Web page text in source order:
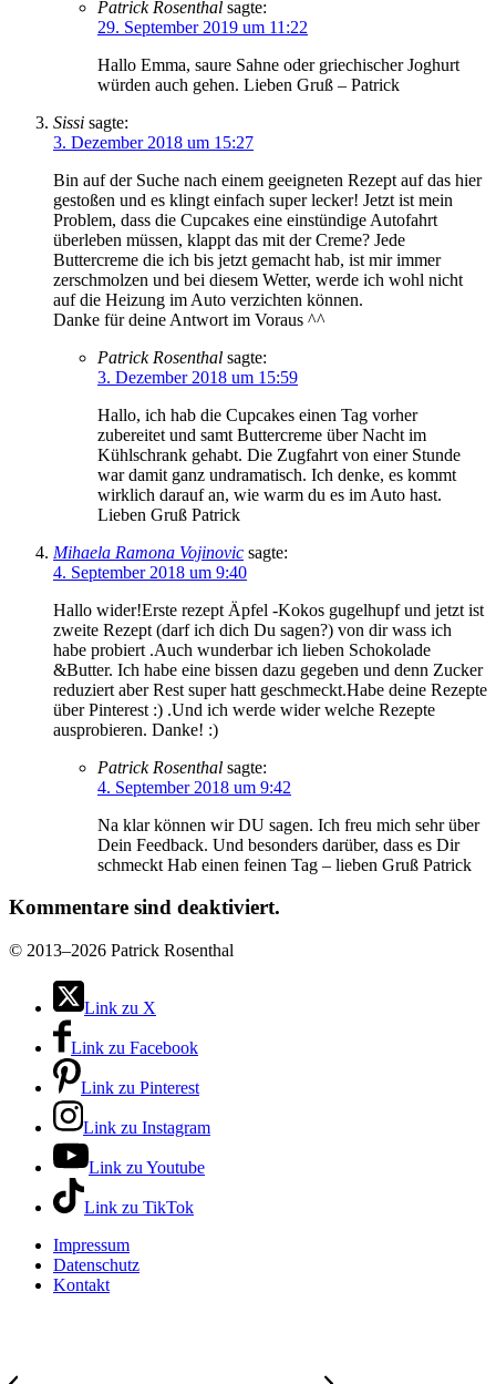
Patrick Rosenthal sagte:
29. September 2019 um 11:22
Hallo Emma, saure Sahne oder griechischer Joghurt
würden auch gehen. Lieben Gruß – Patrick
Sissi sagte:
3. Dezember 2018 um 15:27
Bin auf der Suche nach einem geeigneten Rezept auf das hier
gestoßen und es klingt einfach super lecker! Jetzt ist mein
Problem, dass die Cupcakes eine einstündige Autofahrt
überleben müssen, klappt das mit der Creme? Jede
Buttercreme die ich bis jetzt gemacht hab, ist mir immer
zerschmolzen und bei diesem Wetter, werde ich wohl nicht
auf die Heizung im Auto verzichten können.
Danke für deine Antwort im Voraus ^^
Patrick Rosenthal sagte:
3. Dezember 2018 um 15:59
Hallo, ich hab die Cupcakes einen Tag vorher
zubereitet und samt Buttercreme über Nacht im
Kühlschrank gehabt. Die Zugfahrt von einer Stunde
war damit ganz undramatisch. Ich denke, es kommt
wirklich darauf an, wie warm du es im Auto hast.
Lieben Gruß Patrick
Mihaela Ramona Vojinovic sagte:
4. September 2018 um 9:40
Hallo wider!Erste rezept Äpfel -Kokos gugelhupf und jetzt ist
zweite Rezept (darf ich dich Du sagen?) von dir wass ich
habe probiert .Auch wunderbar ich lieben Schokolade
&Butter. Ich habe eine bissen dazu gegeben und denn Zucker
reduziert aber Rest super hatt geschmeckt.Habe deine Rezepte
über Pinterest :) .Und ich werde wider welche Rezepte
ausprobieren. Danke! :)
Patrick Rosenthal sagte:
4. September 2018 um 9:42
Na klar können wir DU sagen. Ich freu mich sehr über
Dein Feedback. Und besonders darüber, dass es Dir
schmeckt Hab einen feinen Tag – lieben Gruß Patrick
Kommentare sind deaktiviert.
© 2013–2026 Patrick Rosenthal
Link zu X
Link zu Facebook
Link zu Pinterest
Link zu Instagram
Link zu Youtube
Link zu TikTok
Impressum
Datenschutz
Kontakt